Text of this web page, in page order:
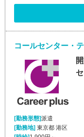
[勤務形態]派遣
[勤務地]東京都 港区